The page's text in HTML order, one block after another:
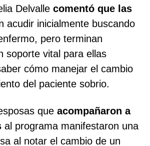
Delvalle comentó que las
acudir inicialmente buscando
pero terminan
soporte vital para ellas
cómo manejar el cambio
del paciente sobrio.
que acompañaron a
al programa manifestaron una
al notar el cambio de un